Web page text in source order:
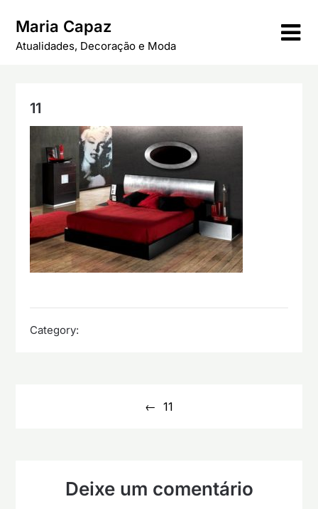
content
Maria Capaz
Atualidades, Decoração e Moda
11
Category:
11
Deixe um comentário